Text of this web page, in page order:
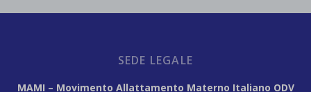
SEDE LEGALE
MAMI – Movimento Allattamento Materno Italiano ODV